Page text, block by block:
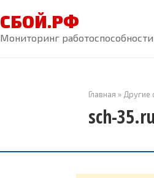
СБОЙ.РФ
Мониторинг
Главная » Другие
sch-